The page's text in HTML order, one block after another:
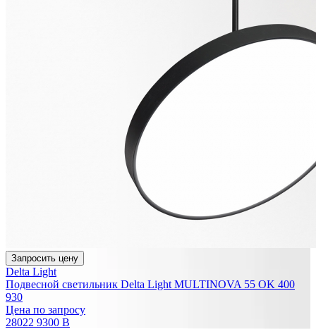
Запросить цену
Delta Light
Подвесной светильник Delta Light MULTINOVA 55 OK 400
930
Цена по запросу
28022 9300 B